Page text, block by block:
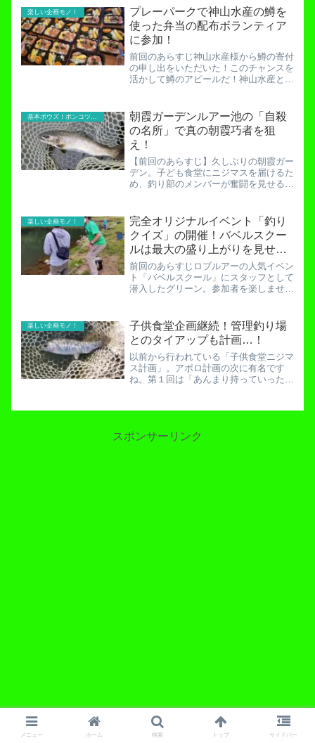
池の「自殺の名所」で真の朝霞巧者を狙
え！やりました。１４匹のニ...
楽しい企画モノ！
プレーパークで神山水産の鱒を
使った弁当の配布ボランティア
に参加！
前回のあらすじ神山水産様から鱒の寄付
の申し出をいただいた！このチャンスを
活かして鱒のアピールだ！神山水産とタ
に鱒が届きました。子ども食堂さんでは
この鱒のフィレを切ってから...
朝霞ガーデンルアー池の「自殺
の名所」で真の朝霞巧者を狙
え！
【前回のあらすじ】久しぶりの朝霞ガー
デン。子ども食堂にニジマスを届けるた
め、釣り部のメンバーが奮闘を見せる
寒い…！この季節では一番の寒さを見せ
ている朝霞ガーデン。私が得...
楽しい企画モノ！
完全オリジナルイベント「釣り
クイズ」の開催！バベルスクー
ルは最大の盛り上がりを見せ
る…！
前回のあらすじロブルアーの人気イベン
ト「バベルスクール」にスタッフとして
潜入したグリーン。参加者を楽しませる
て潜入！何かを残すことは出来るのか？
さっそく報酬をいただきま...
楽しい企画モノ！
子供食堂企画継続！管理釣り場
とのタイアップも計画…！
以前から行われている「子供食堂ニジマ
ス計画」。アポロ計画の次に有名です
ね。第１回は「あんまり持っていったら
が…。釣れたニジマスを子ども食堂に持
スポンサーリンク
メニュー ホーム 検索 トップ サイドバー